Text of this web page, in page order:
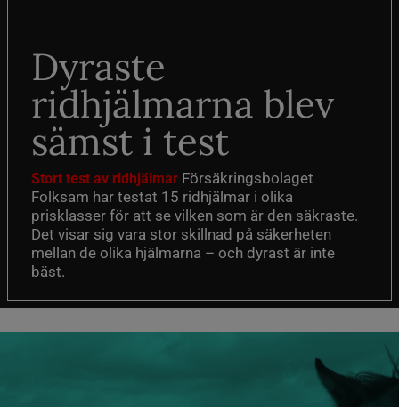
Dyraste
ridhjälmarna blev
sämst i test
Stort test av ridhjälmar Försäkringsbolaget
Folksam har testat 15 ridhjälmar i olika
prisklasser för att se vilken som är den säkraste.
Det visar sig vara stor skillnad på säkerheten
mellan de olika hjälmarna – och dyrast är inte
bäst.